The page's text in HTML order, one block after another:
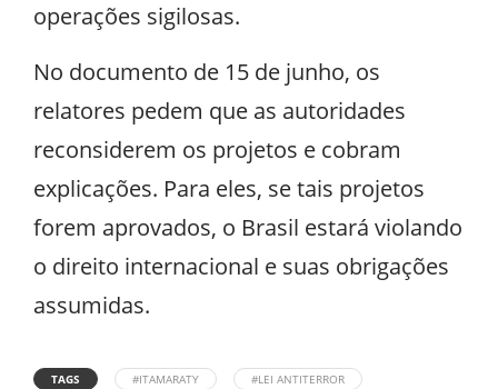
operações sigilosas.
No documento de 15 de junho, os
relatores pedem que as autoridades
reconsiderem os projetos e cobram
explicações. Para eles, se tais projetos
forem aprovados, o Brasil estará violando
o direito internacional e suas obrigações
assumidas.
TAGS #ITAMARATY #LEI ANTITERROR